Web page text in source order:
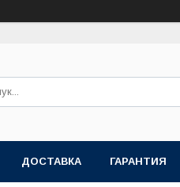
ДОСТАВКА ГАРАНТИЯ